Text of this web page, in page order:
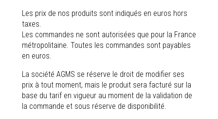
Les prix de nos produits sont indiqués en euros hors
taxes.
Les commandes ne sont autorisées que pour la France
métropolitaine. Toutes les commandes sont payables
en euros.
La société AGMS se réserve le droit de modifier ses
prix à tout moment, mais le produit sera facturé sur la
base du tarif en vigueur au moment de la validation de
la commande et sous réserve de disponibilité.